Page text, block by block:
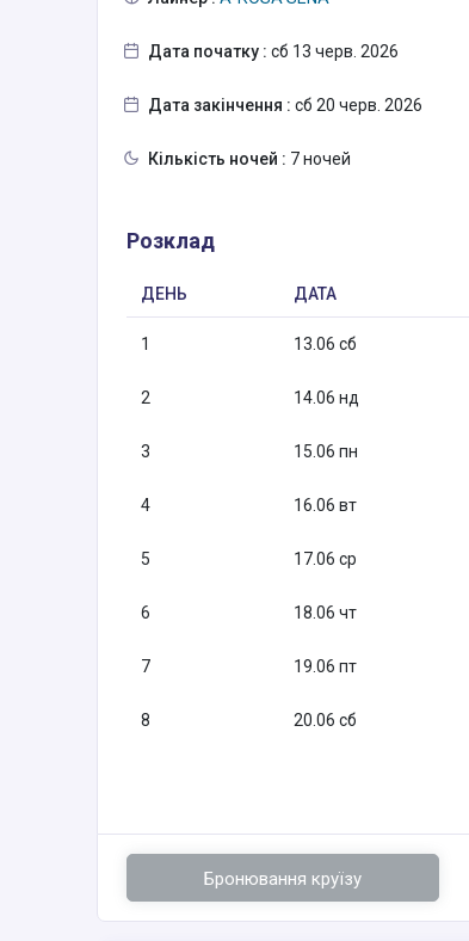
Дата початку : сб 13 черв. 2026
Дата закінчення : сб 20 черв. 2026
Кількість ночей : 7 ночей
Розклад
ДЕНЬ ДАТА
1 13.06 сб
2 14.06 нд
3 15.06 пн
4 16.06 вт
5 17.06 ср
6 18.06 чт
7 19.06 пт
8 20.06 сб
Бронювання круїзу